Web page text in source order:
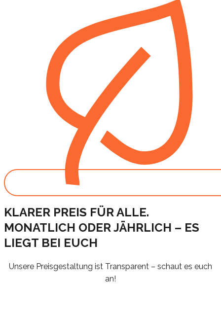
KLARER PREIS FÜR ALLE.
MONATLICH ODER JÄHRLICH – ES
LIEGT BEI EUCH
Unsere Preisgestaltung ist Transparent – schaut es euch
an!